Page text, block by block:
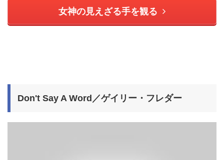
女神の見えざる手を観る
Don't Say A Word／ゲイリー・フレダー